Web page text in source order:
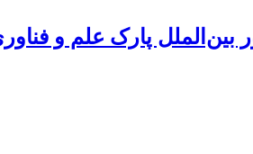
پارک علم و